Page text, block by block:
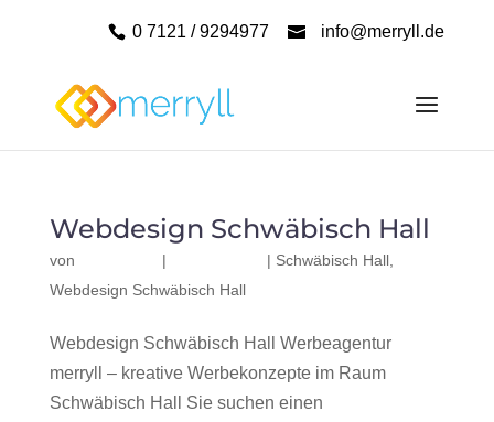
0 7121 / 9294977 info@merryll.de
Webdesign Schwäbisch Hall
von | | Schwäbisch Hall,
Webdesign Schwäbisch Hall
Webdesign Schwäbisch Hall Werbeagentur
merryll – kreative Werbekonzepte im Raum
Schwäbisch Hall Sie suchen einen